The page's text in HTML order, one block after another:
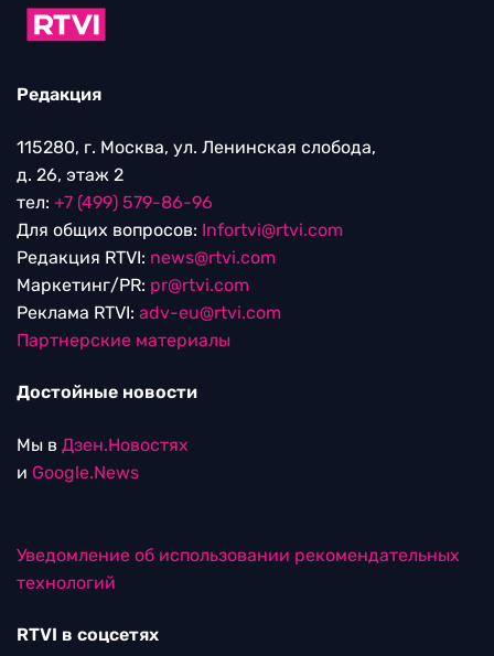
Редакция
115280, г. Москва, ул. Ленинская слобода,
д. 26, этаж 2
тел: +7 (499) 579-86-96
Для общих вопросов: Infortvi@rtvi.com
Редакция RTVI: news@rtvi.com
Маркетинг/PR: pr@rtvi.com
Реклама RTVI: adv-eu@rtvi.com
Партнерские материалы
Достойные новости
Мы в Дзен.Новостях
и Google.News
Уведомление об использовании рекомендательных
технологий
RTVI в соцсетях